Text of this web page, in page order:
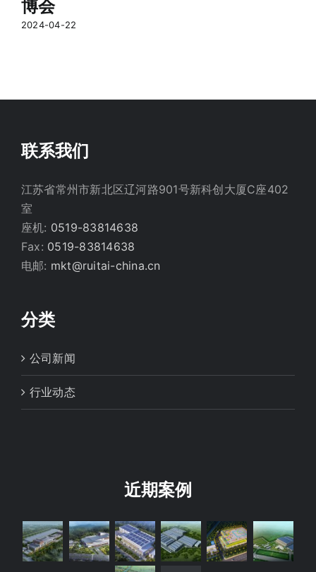
博会
2024-04-22
联系我们
江苏省常州市新北区辽河路901号新科创大厦C座402
室
座机: 0519-83814638
Fax: 0519-83814638
电邮: mkt@ruitai-china.cn
分类
公司新闻
行业动态
近期案例